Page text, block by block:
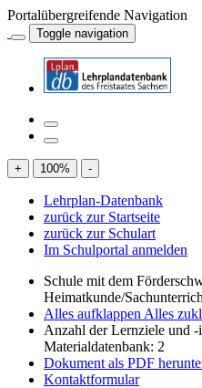
Portalübergreifende Navigation
Toggle navigation
+ 100% -
Lehrplan-Datenbank
zurück zur Startseite
zurück zur Schulart
Im Schulportal anmelden
Schule mit dem
Heimatkunde/
Alles aufklappen Alles
Anzahl der Lernziele und
Materialdatenbank: 2
Dokument als PDF
Kontaktformular